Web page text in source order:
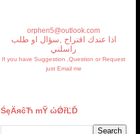
orphen5@outlook.com
اذا عندك اقتراح ,سؤال او طلب
راسلني
If you have Suggestion ,Question or Request
just Email me
ŚęÄяĉЋ mỸ ώǾřĽĎ